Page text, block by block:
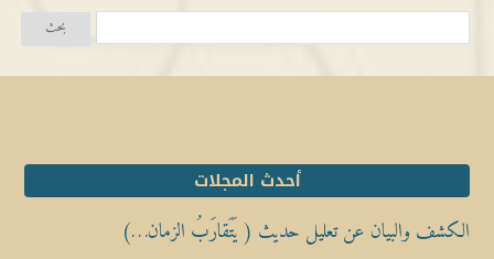
أحدث المجلات
الكشف والبيان عن تعليل حديث ( يَتَقارَبُ الزمان…)